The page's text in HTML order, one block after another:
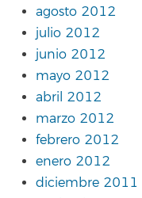
agosto 2012
julio 2012
junio 2012
mayo 2012
abril 2012
marzo 2012
febrero 2012
enero 2012
diciembre 2011